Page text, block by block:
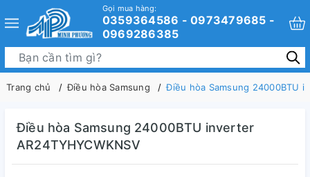
Gọi mua hàng:
0359364586 - 0973479685 -
0969286385
Trang chủ Điều hòa Samsung Điều hòa Samsung 24000BTU
Điều hòa Samsung 24000BTU inverter
AR24TYHYCWKNSV